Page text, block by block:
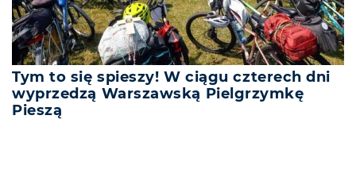
Tym to się spieszy! W ciągu czterech dni
wyprzedzą Warszawską Pielgrzymkę
Pieszą